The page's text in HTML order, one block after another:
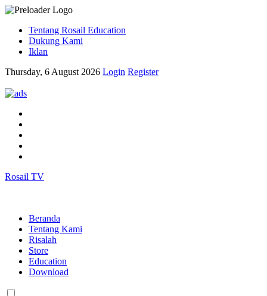
Tentang Rosail Education
Dukung Kami
Iklan
Thursday, 6 August 2026 Login Register
Rosail TV
Beranda
Tentang Kami
Risalah
Store
Education
Download